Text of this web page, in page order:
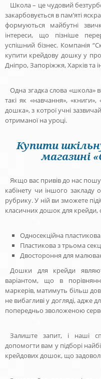
Школа – це чудовий
закарбовується в пам’яті
формуються майбутні
інтереси, що пізніше
успішний бізнес. Компанія
купити крейдову дошку у
Дніпро, Запоріжжя, Харків та
Одна згадка слова «школа»
такі як «навчання»,
дошка», з котрої учні
отриманої на уроці.
Купити
магазині
Якщо вас привів до нас
кабінету чи іншого закладу
рубрику. У ній ви зможете
класичних дошок для крейди,
Односекційна
Пластикова з трьома
Двостороння для
Дошки для крейди
варіантом, що в
маркерів, матимуть більш
не вибагливі у догляді, адже
попередньо зволоженою
Залиште запит, і наші
допомогти вам у підборі
крейдових дошок, що